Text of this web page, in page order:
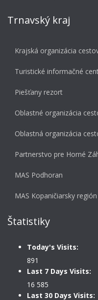
Trnavský kraj
Krajská organizácia
Turistické informačné
Piešťany rezort
Oblastné organizácia
Oblastná organizácia
Partnerstvo pre Horné
MAS Podhoran
MAS Kopaničiarsky región
Štatistiky
Today's Visits:
891
Last 7 Days Visits:
16 585
Last 30 Days Visits: